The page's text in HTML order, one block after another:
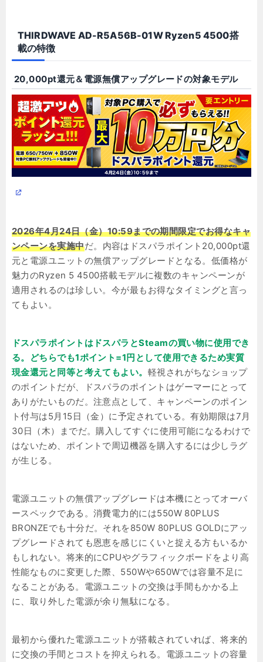
THIRDWAVE AD-R5A56B-01W Ryzen5 4500搭
載の特徴
20,000pt還元＆電源無償アップグレードの対象モデル
2026年4月24日（金）10:59までの期間限定でお得なキャ
ンペーンを実施中だ。内容はドスパラポイント20,000pt還
元と電源ユニットの無償アップグレードとなる。低価格が
魅力のRyzen 5 4500搭載モデルに複数のキャンペーンが
適用されるのは珍しい。今が最もお得なタイミングと言っ
てもよい。
ドスパラポイントはドスパラとSteamの買い物に使用でき
る。どちらでも1ポイント=1円として使用できるため実質
現金還元と同等と考えてもよい。 軽視されがちなショップ
のポイントだが、ドスパラのポイントはゲーマーにとって
ありがたいものだ。注意点として、キャンペーンのポイン
ト付与は5月15日（金）に予定されている。有効期限は7月
30日（木）までだ。購入してすぐに使用可能になるわけで
はないため、ポイントで周辺機器を購入するには少しラグ
が生じる。
電源ユニットの無償アップグレードは本機にとってオーバ
ースペックである。消費電力的には550W 80PLUS
BRONZEでも十分だ。それを850W 80PLUS GOLDにアッ
プグレードされても恩恵を感じにくいと捉える方もいるか
もしれない。将来的にCPUやグラフィックボードをより高
性能なものに変更した際、550Wや650Wでは容量不足に
なることがある。電源ユニットの交換は手間もかかる上
に、取り外した電源が余り無駄になる。
最初から優れた電源ユニットが搭載されていれば、将来的
に交換の手間とコストを抑えられる。電源ユニットの容量